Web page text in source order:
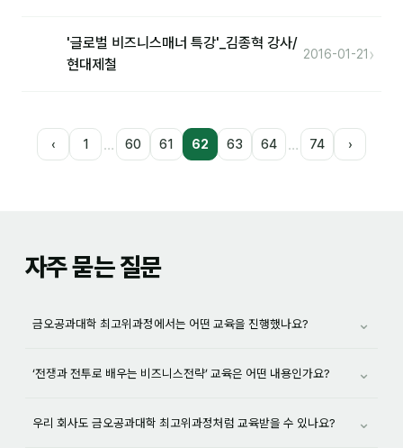
'글로벌 비즈니스매너 특강'_김종혁 강사/
현대제철
2016-01-21 ›
‹ 1 … 60 61 62 63 64 … 74 ›
자주 묻는 질문
금오공과대학 최고위과정에서는 어떤 교육을 진행했나요? ⌄
‘전쟁과 전투로 배우는 비즈니스전략’ 교육은 어떤 내용인가요? ⌄
우리 회사도 금오공과대학 최고위과정처럼 교육받을 수 있나요? ⌄